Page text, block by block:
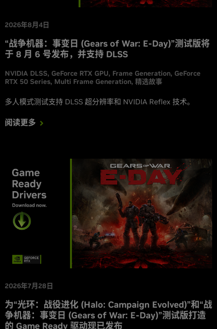
2026年8月4日
“战争机器：事变日 (Gears of War: E-Day)”测试版将
于 8 月 6 号发布，并支持 DLSS
NVIDIA DLSS GeForce RTX GPU Frame Generation GeForce
RTX 50 Series Multi Frame Generation 精选故事
多人模式测试支持 DLSS 超分辨率和 NVIDIA Reflex 技术。
阅读更多
2026年7月28日
为“光环：战役进化 (Halo: Campaign Evolved)”和“战
争机器：事变日 (Gears of War: E-Day)”测试版打造
的 Game Ready 驱动现已发布